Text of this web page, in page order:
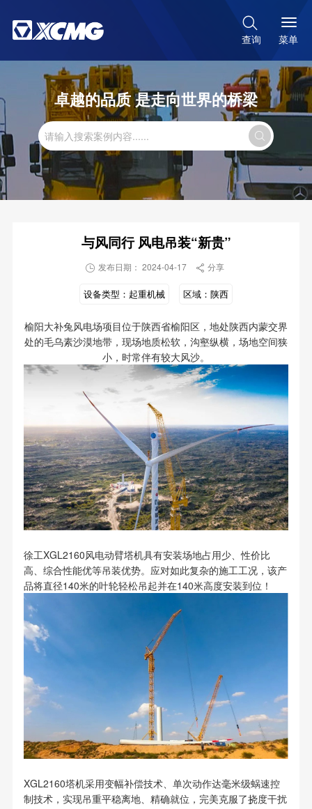

查询 菜单
卓越的品质 是走向世界的桥梁

与风同行 风电吊装“新贵”
 发布日期： 2024-04-17  分享
设备类型： 起重机械 区域： 陕西
榆阳大补兔风电场项目位于陕西省榆阳区，地处陕西内蒙交界
处的毛乌素沙漠地带，现场地质松软，沟壑纵横，场地空间狭
小，时常伴有较大风沙。
徐工XGL2160风电动臂塔机具有安装场地占用少、性价比
高、综合性能优等吊装优势。应对如此复杂的施工工况，该产
品将直径140米的叶轮轻松吊起并在140米高度安装到位！
XGL2160塔机采用变幅补偿技术、单次动作达毫米级蜗速控
制技术，实现吊重平稳离地、精确就位，完美克服了挠度干扰